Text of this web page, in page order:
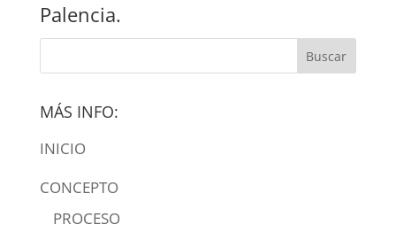
Palencia.
MÁS INFO:
INICIO
CONCEPTO
PROCESO